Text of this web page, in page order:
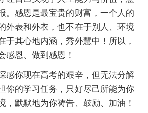
。感恩是最宝贵的财富，一个人的
外表和外衣，也不在于别人、环境
于其心地内涵，秀外慧中！所以，
感恩、做到感恩！
感你现在高考的艰辛，但无法分解
你的学习任务，只好尽己所能为你
，默默地为你祷告、鼓励、加油！